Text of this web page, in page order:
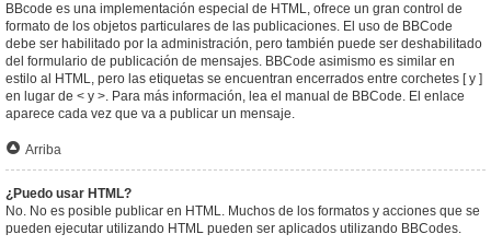
BBcode es una implementación especial de HTML, ofrece un gran control de
formato de los objetos particulares de las publicaciones. El uso de BBCode
debe ser habilitado por la administración, pero también puede ser deshabilitado
del formulario de publicación de mensajes. BBCode asimismo es similar en
estilo al HTML, pero las etiquetas se encuentran encerrados entre corchetes [ y ]
en lugar de < y >. Para más información, lea el manual de BBCode. El enlace
aparece cada vez que va a publicar un mensaje.
Arriba
¿Puedo usar HTML?
No. No es posible publicar en HTML. Muchos de los formatos y acciones que se
pueden ejecutar utilizando HTML pueden ser aplicados utilizando BBCodes.